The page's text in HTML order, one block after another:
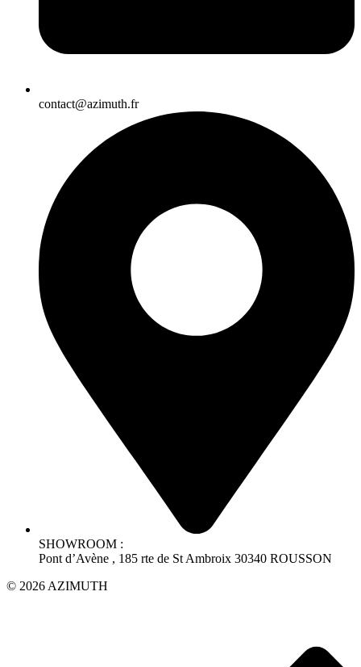
contact@azimuth.fr
SHOWROOM :
Pont d’Avène , 185 rte de St Ambroix 30340 ROUSSON
© 2026 AZIMUTH